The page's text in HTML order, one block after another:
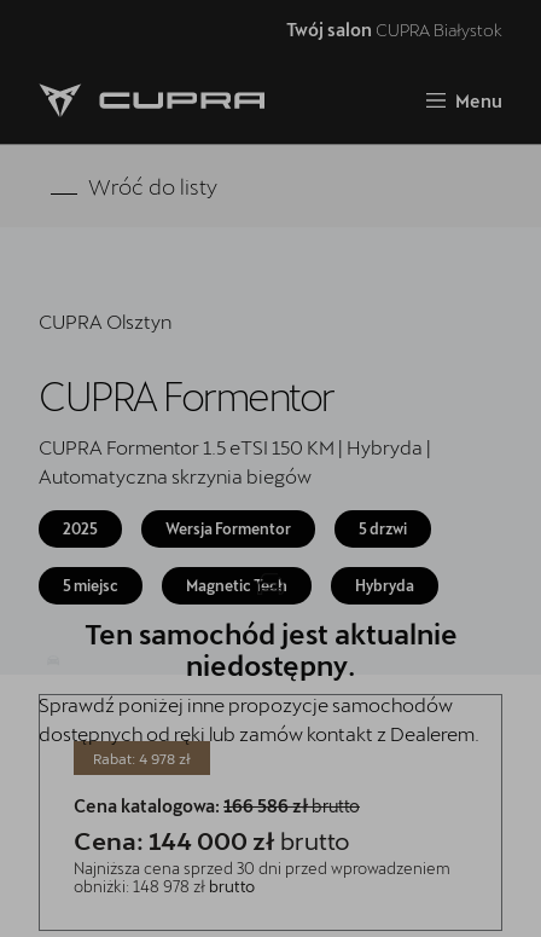
Twój salon CUPRA Białystok
Menu
Strona główna
Oferta i aktualności
5 lat gwarancji
Finansowanie
Serwis
Oryginalne części zamienne
Akcesoria CUPRA
Jazda próbna CUPRĄ
Dopłaty NaszEauto
O nas
Wróć do listy
CUPRA Olsztyn
CUPRA Formentor
CUPRA Formentor 1.5 eTSI 150 KM | Hybryda |
Automatyczna skrzynia biegów
2025 Wersja Formentor 5 drzwi
5 miejsc Magnetic Tech Hybryda
Ten samochód jest aktualnie
niedostępny.
Sprawdź poniżej inne propozycje samochodów
dostępnych od ręki lub zamów kontakt z Dealerem.
Rabat: 4 978 zł
Cena katalogowa: 166 586 złbrutto
Cena: 144 000 zł brutto
Najniższa cena sprzed 30 dni przed wprowadzeniem
obniżki: 148 978 zł brutto